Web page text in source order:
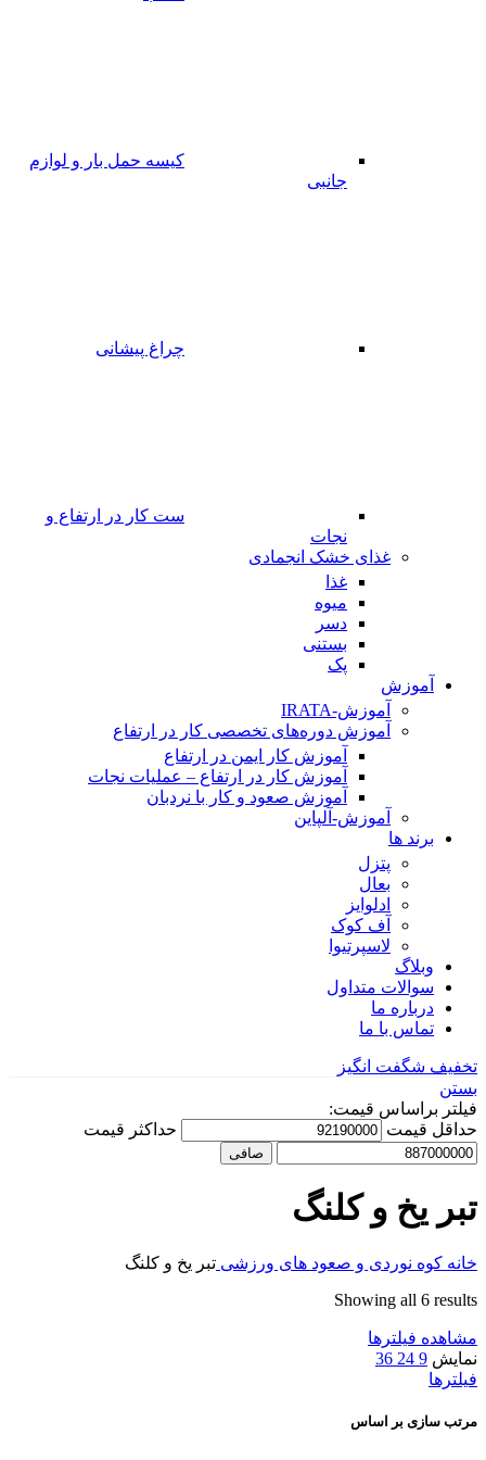
کیسه حمل بار و لوازم
جانبی
چراغ پیشانی
ست کار در ارتفاع و
نجات
غذای خشک انجمادی
غذا
میوه
دسر
بستنی
پک
آموزش
آموزش-IRATA
آموزش دوره‌های تخصصی کار در ارتفاع
آموزش کار ایمن در ارتفاع
آموزش کار در ارتفاع – عملیات نجات
آموزش صعود و کار با نردبان
آموزش-آلپاین
برند ها
پتزل
بعال
ادلوایز
آف کوک
لاسپرتیوا
وبلاگ
سوالات متداول
درباره ما
تماس با ما
تخفیف شگفت انگیز
بستن
فیلتر براساس قیمت:
حداقل قیمت
حداكثر قيمت
صافی
تبر یخ و کلنگ
خانه کوه نوردی و صعود های ورزشی تبر یخ و کلنگ
Showing all 6 results
مشاهده فیلترها
نمایش 9
24
36
فیلترها
مرتب سازی بر اساس